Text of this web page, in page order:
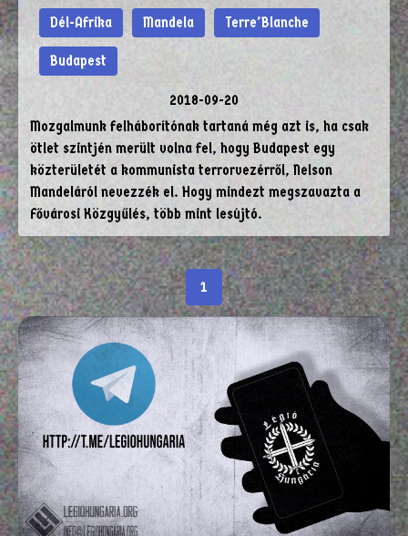
Dél-Afrika Mandela Terre'Blanche
Budapest
2018-09-20
Mozgalmunk felháborítónak tartaná még azt is, ha csak
ötlet szintjén merült volna fel, hogy Budapest egy
közterületét a kommunista terrorvezérről, Nelson
Mandeláról nevezzék el. Hogy mindezt megszavazta a
Fővárosi Közgyűlés, több mint lesújtó.
1